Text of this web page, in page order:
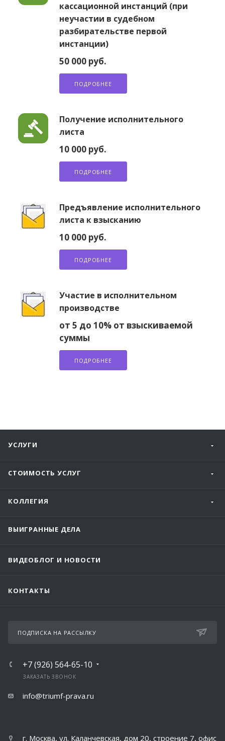
кассационной инстанций (при
неучастии в судебном
разбирательстве первой
инстанции)
50 000 руб.
ПОДРОБНЕЕ
Получение исполнительного
листа
10 000 руб.
ПОДРОБНЕЕ
Предъявление исполнительного
листа к взысканию
10 000 руб.
ПОДРОБНЕЕ
Участие в исполнительном
производстве
от 5 до 10% от взыскиваемой
суммы
ПОДРОБНЕЕ
УСЛУГИ
СТОИМОСТЬ УСЛУГ
КОЛЛЕГИЯ
ВЫИГРАННЫЕ ДЕЛА
ВИДЕОБЛОГ И НОВОСТИ
КОНТАКТЫ
ПОДПИСКА НА РАССЫЛКУ
+7 (926) 564-65-10
ЗАКАЗАТЬ ЗВОНОК
info@triumf-prava.ru
г. Москва, ул. Каланчевская, дом 20, строение 7, офис